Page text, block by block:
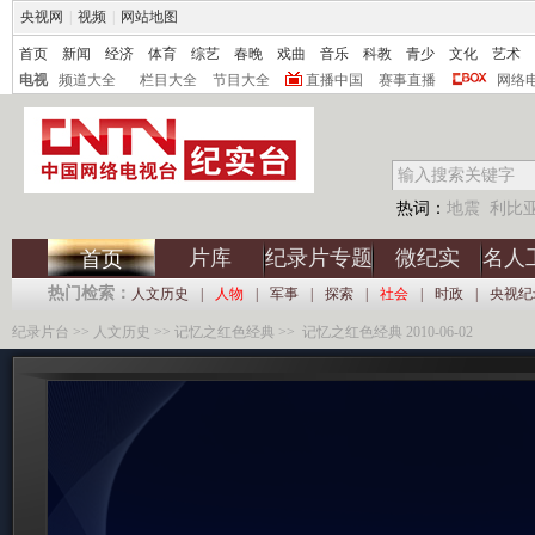
央视网 视频 网站地图
首页 新闻 经济 体育 综艺 春晚 戏曲 音乐 科教 青少 文化
艺术
电视
频道大全 栏目大全 节目大全 直播中国 赛事直播 网络
热词： 地震 利比
首页 片库 纪录片专题 微纪实 名人
热门检索： 人文历史 人物 军事 探索 社会 时政 央视
纪录片台 >> 人文历史 >> 记忆之红色经典 >> 记忆之红色经典 2010-06-02